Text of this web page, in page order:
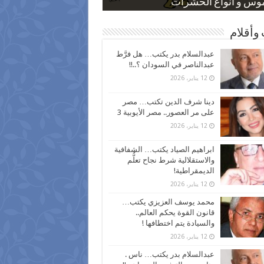
و أنواع الحشرات
بعد ارتفاع الأسعار
نسبة الطلاق في مصر
كاركاتيرية
كاركاتيرية
وأقلام
عبدالسلام بدر يكتب… هل فرَّط
عبدالناصر في السودان ؟..!!
12 يناير، 2026
دينا شرف الدين تكتب… مصر
على مر العصور.. مصر الأيوبية 3
12 يناير، 2026
ابراهيم الصياد يكتب… الشفافية
والاستقلالية شرط نجاح تعلُّم
الديمقراطية!
12 يناير، 2026
محمد يوسف العزيزي يكتب…
قانون القوة يحكم العالم..
والسيادة يتم اختطافها !
12 يناير، 2026
عبدالسلام بدر يكتب… ناس .